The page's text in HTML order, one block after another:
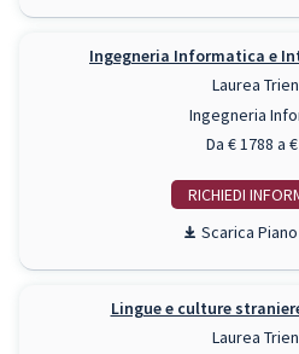
Ingegneria Informatica e
Laurea
Ingegneria
Da € 1788 a
RICHIEDI INFO
Lingue e culture
Laurea